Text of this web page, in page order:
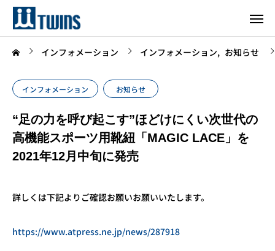
インフォメーション インフォメーション お知らせ
インフォメーション お知らせ
“足の力を呼び起こす”ほどけにくい次世代の
高機能スポーツ用靴紐「MAGIC LACE」を
2021年12月中旬に発売
詳しくは下記よりご確認お願いお願いいたします。
https://www.atpress.ne.jp/news/287918